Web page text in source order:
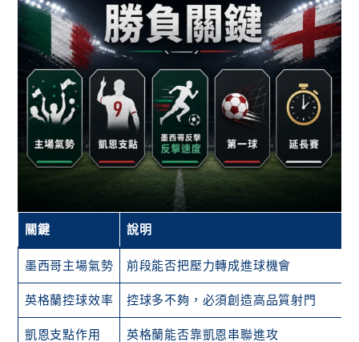
關鍵 說明
墨西哥主場氣勢 前段能否把壓力轉成進球機會
英格蘭控球效率 控球多不夠，必須創造高品質射門
凱恩支點作用 英格蘭能否靠凱恩串聯進攻